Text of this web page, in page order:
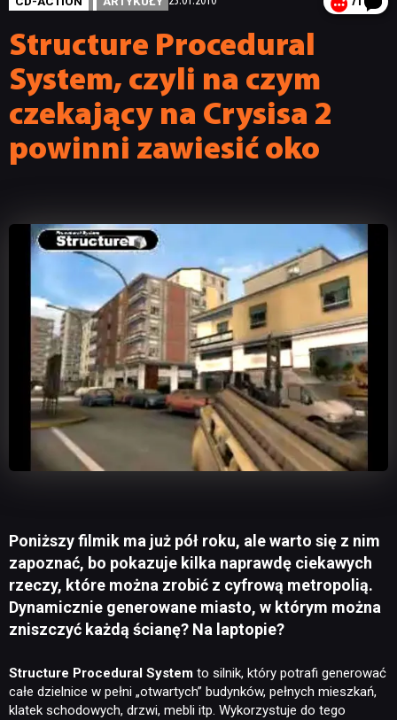
Structure Procedural
System, czyli na czym
czekający na Crysisa 2
powinni zawiesić oko
Poniższy filmik ma już pół roku, ale warto się z nim
zapoznać, bo pokazuje kilka naprawdę ciekawych
rzeczy, które można zrobić z cyfrową metropolią.
Dynamicznie generowane miasto, w którym można
zniszczyć każdą ścianę? Na laptopie?
Structure Procedural System to silnik, który potrafi generować
całe dzielnice w pełni „otwartych” budynków, pełnych mieszkań,
klatek schodowych, drzwi, mebli itp. Wykorzystuje do tego